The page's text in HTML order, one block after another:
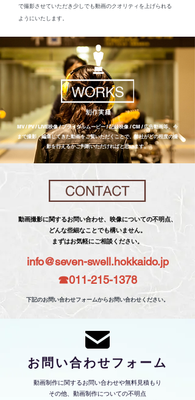
で撮影させていただき少しでも動画のクオリティを上げられる
ようにいたします。
MV / PV / LIVE映像 / ブライダルムービー / 記録映像 / CM /広告動画等、今
まで撮影・編集してきた動画をご覧いただくことで、弊社がどの程度の撮
影を行えるかご判断いただければと思います。
動画撮影に関するお問い合わせ、映像についての不明点、
どんな些細なことでも構いません。
まずはお気軽にご相談ください。
info@seven-swell.hokkaido.jp
​☎︎011-215-1378
​下記のお問い合わせフォームからお問い合わせください。
​お問い合わせフォーム
動画制作に関するお問い合わせや無料見積もり
その他、動画制作についての不明点